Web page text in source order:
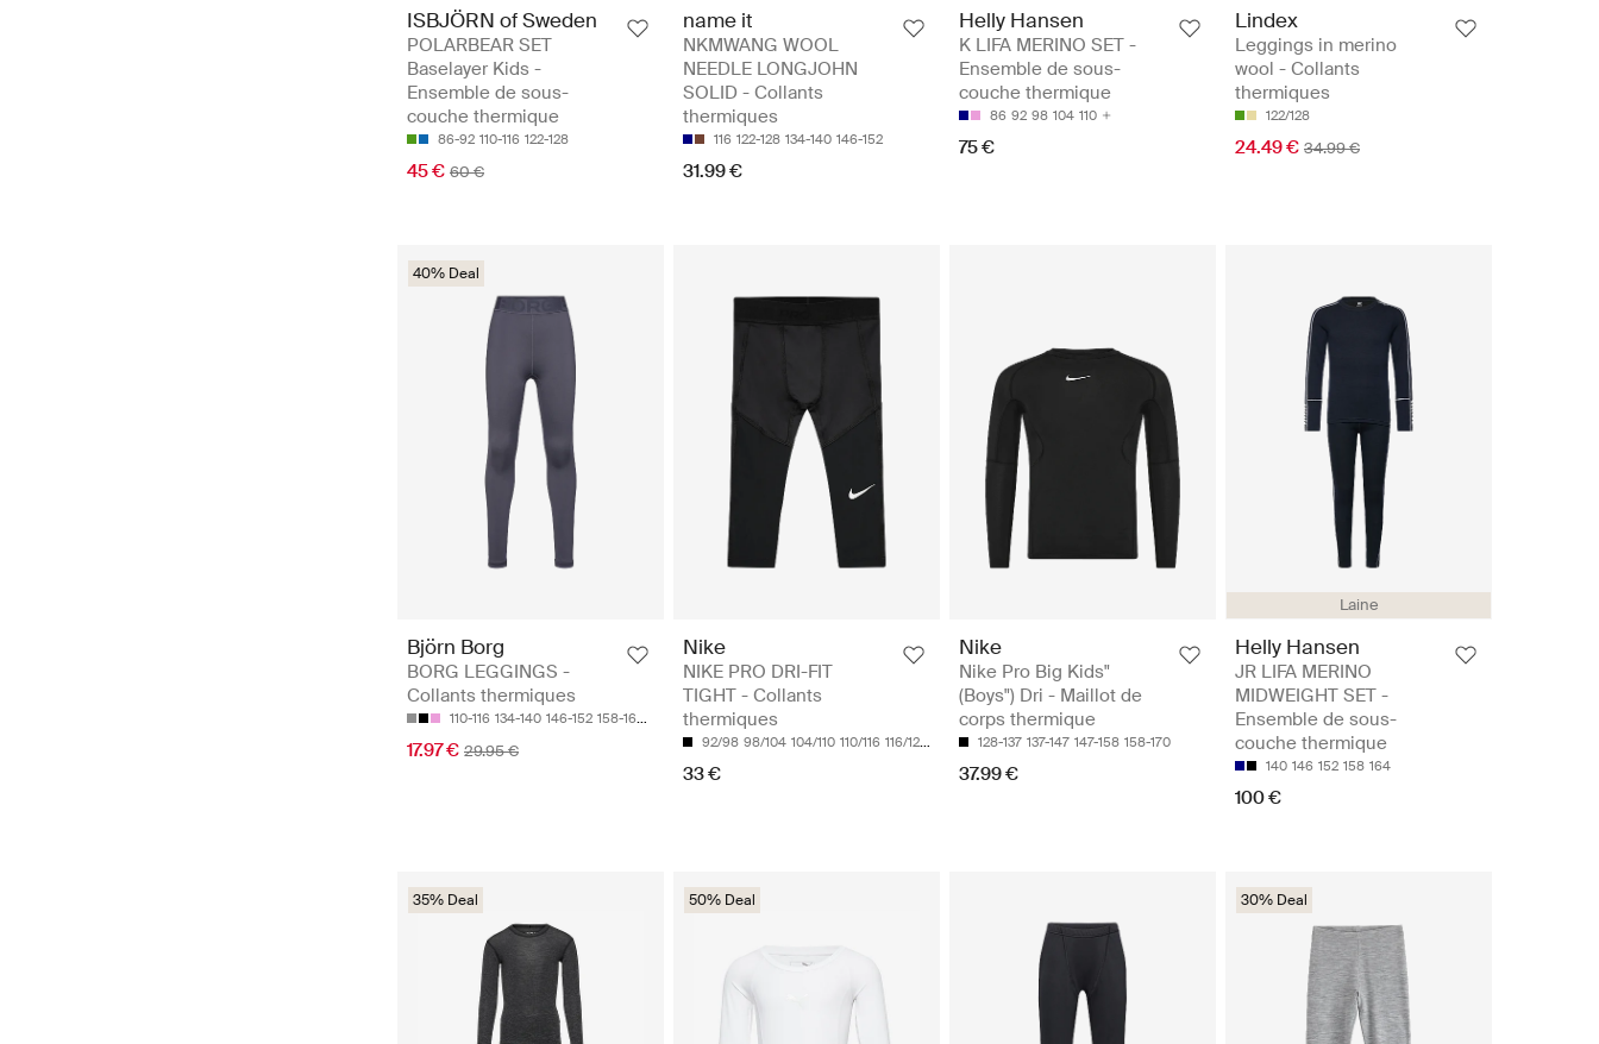
ISBJÖRN of Sweden
POLARBEAR SET
Baselayer Kids -
Ensemble de sous-
couche thermique
86-92 110-116 122-128
45 € 60 €
name it
NKMWANG WOOL
NEEDLE LONGJOHN
SOLID - Collants
thermiques
116 122-128 134-140 146-152
31.99 €
Helly Hansen
K LIFA MERINO SET -
Ensemble de sous-
couche thermique
86 92 98 104 110
75 €
Lindex
Leggings in merino
wool - Collants
thermiques
122/128
24.49 € 34.99 €
40% Deal
Björn Borg
BORG LEGGINGS -
Collants thermiques
110-116 134-140 146-152 158-164
17.97 € 29.95 €
Nike
NIKE PRO DRI-FIT
TIGHT - Collants
thermiques
92/98 98/104 104/110 110/116 116/122
33 €
Nike
Nike Pro Big Kids"
(Boys") Dri - Maillot de
corps thermique
128-137 137-147 147-158 158-170
37.99 €
Laine
Helly Hansen
JR LIFA MERINO
MIDWEIGHT SET -
Ensemble de sous-
couche thermique
140 146 152 158 164
100 €
35% Deal 50% Deal 30% Deal